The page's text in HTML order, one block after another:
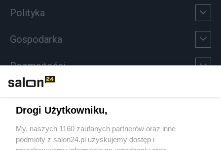
Polityka
Gospodarka
Rozmaitości
Sport
Społeczeństwo
Drogi Użytkowniku,
My, naszych 1160 zaufanych partnerów oraz inne
podmioty z salon24.pl uzyskujemy dostęp i